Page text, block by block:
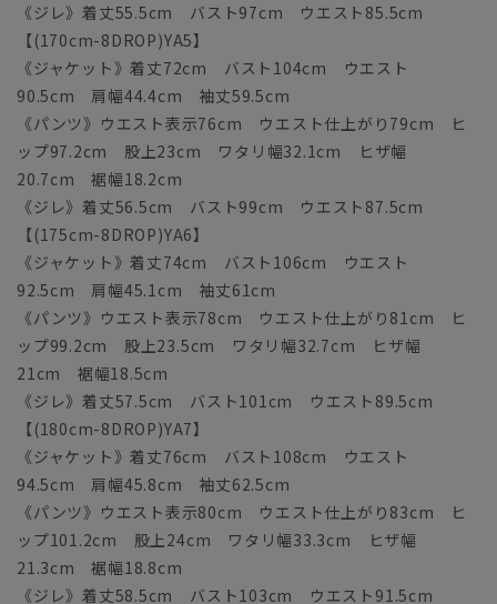
《ジレ》着丈55.5cm バスト97cm ウエスト85.5cm
【(170cm-8DROP)YA5】
《ジャケット》着丈72cm バスト104cm ウエスト
90.5cm 肩幅44.4cm 袖丈59.5cm
《パンツ》ウエスト表示76cm ウエスト仕上がり79cm ヒ
ップ97.2cm 股上23cm ワタリ幅32.1cm ヒザ幅
20.7cm 裾幅18.2cm
《ジレ》着丈56.5cm バスト99cm ウエスト87.5cm
【(175cm-8DROP)YA6】
《ジャケット》着丈74cm バスト106cm ウエスト
92.5cm 肩幅45.1cm 袖丈61cm
《パンツ》ウエスト表示78cm ウエスト仕上がり81cm ヒ
ップ99.2cm 股上23.5cm ワタリ幅32.7cm ヒザ幅
21cm 裾幅18.5cm
《ジレ》着丈57.5cm バスト101cm ウエスト89.5cm
【(180cm-8DROP)YA7】
《ジャケット》着丈76cm バスト108cm ウエスト
94.5cm 肩幅45.8cm 袖丈62.5cm
《パンツ》ウエスト表示80cm ウエスト仕上がり83cm ヒ
ップ101.2cm 股上24cm ワタリ幅33.3cm ヒザ幅
21.3cm 裾幅18.8cm
《ジレ》着丈58.5cm バスト103cm ウエスト91.5cm